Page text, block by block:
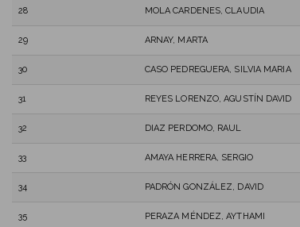
28 MOLA CARDENES, CLAUDIA
29 ARNAY, MARTA
30 CASO PEDREGUERA, SILVIA MARIA
31 REYES LORENZO, AGUSTÍN DAVID
32 DIAZ PERDOMO, RAUL
33 AMAYA HERRERA, SERGIO
34 PADRÓN GONZÁLEZ, DAVID
35 PERAZA MÉNDEZ, AYTHAMI